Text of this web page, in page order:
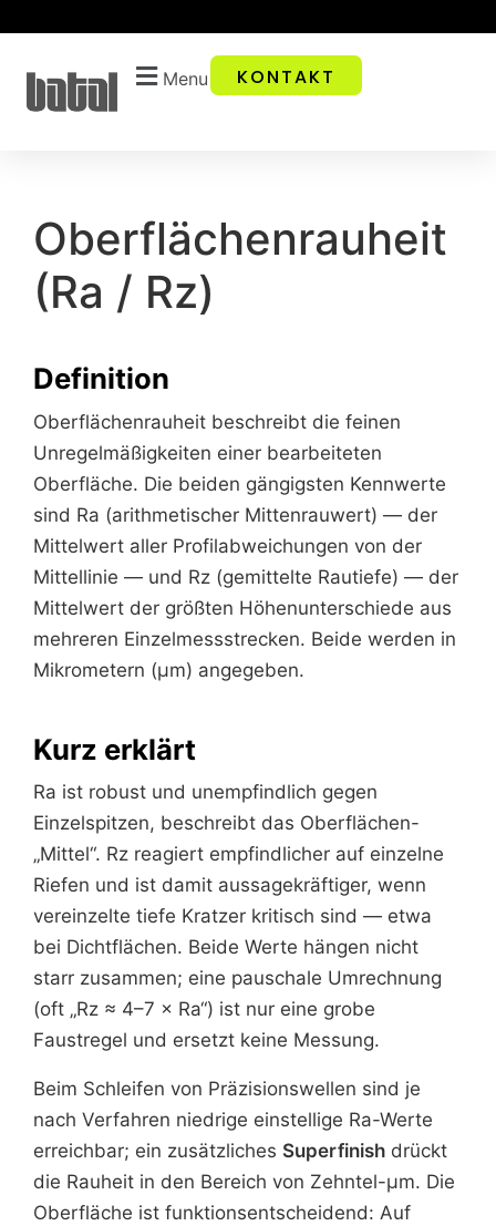
Menu KONTAKT
Oberflächenrauheit
(Ra / Rz)
Definition
Oberflächenrauheit beschreibt die feinen
Unregelmäßigkeiten einer bearbeiteten
Oberfläche. Die beiden gängigsten Kennwerte
sind Ra (arithmetischer Mittenrauwert) — der
Mittelwert aller Profilabweichungen von der
Mittellinie — und Rz (gemittelte Rautiefe) — der
Mittelwert der größten Höhenunterschiede aus
mehreren Einzelmessstrecken. Beide werden in
Mikrometern (µm) angegeben.
Kurz erklärt
Ra ist robust und unempfindlich gegen
Einzelspitzen, beschreibt das Oberflächen-
„Mittel“. Rz reagiert empfindlicher auf einzelne
Riefen und ist damit aussagekräftiger, wenn
vereinzelte tiefe Kratzer kritisch sind — etwa
bei Dichtflächen. Beide Werte hängen nicht
starr zusammen; eine pauschale Umrechnung
(oft „Rz ≈ 4–7 × Ra“) ist nur eine grobe
Faustregel und ersetzt keine Messung.
Beim Schleifen von Präzisionswellen sind je
nach Verfahren niedrige einstellige Ra-Werte
erreichbar; ein zusätzliches Superfinish drückt
die Rauheit in den Bereich von Zehntel-µm. Die
Oberfläche ist funktionsentscheidend: Auf